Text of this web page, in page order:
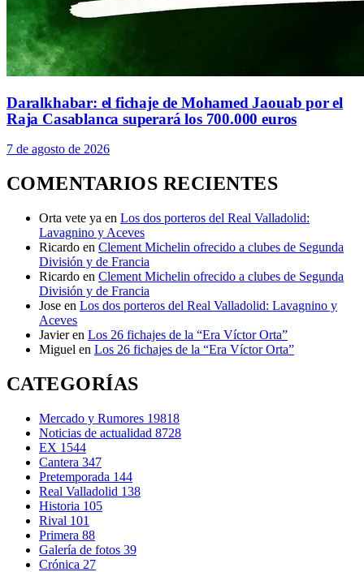
Daralkhabar: el fichaje de Mohamed Jaouab por el
Raja Casablanca superará los 700.000 euros
7 de agosto de 2026
COMENTARIOS RECIENTES
Orta vete ya en Los dos porteros del Real Valladolid:
Lavagnino y Aceves
Ricardo en Clement Michelin ofrecido a clubes de Segunda
División y de Francia
Ricardo en Clement Michelin ofrecido a clubes de Segunda
División y de Francia
Jose en Los dos porteros del Real Valladolid: Lavagnino y
Aceves
Javier en Los 26 fichajes de la “Era Víctor Orta”
Miguel en Los 26 fichajes de la “Era Víctor Orta”
CATEGORÍAS
Mercado y Rumores 19818
Noticias de actualidad 8728
EX 1544
Cantera 347
Pretemporada 144
Real Valladolid 138
Historia 105
Rival 101
Primera 88
Galería de fotos 39
Crónica 27